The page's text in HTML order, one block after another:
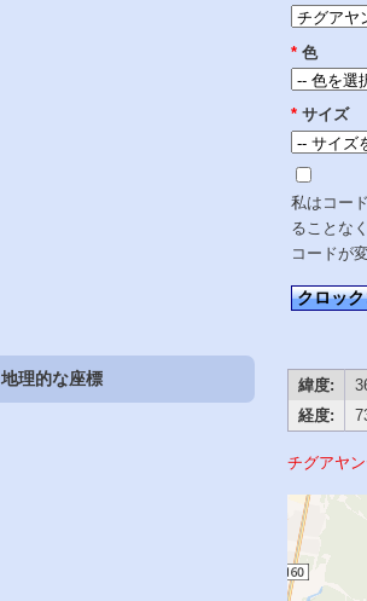
* 色
* サイズ
私はコー
ることな
コードが
クロッ
地理的な座標 緯度:
経度:
チグアヤ